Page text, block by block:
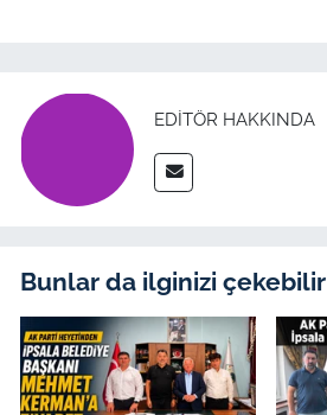
EDITÖR HAKKINDA
Bunlar da ilginizi çekebilir